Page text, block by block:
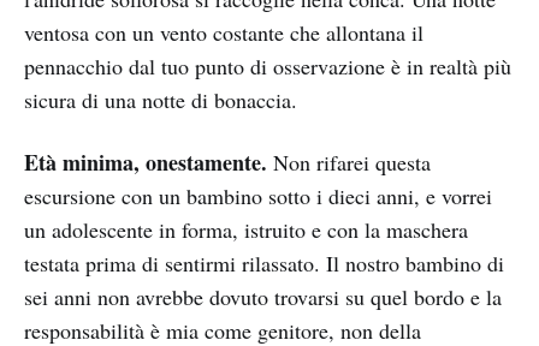
ventosa con un vento costante che allontana il
pennacchio dal tuo punto di osservazione è in realtà più
sicura di una notte di bonaccia.
Età minima, onestamente. Non rifarei questa
escursione con un bambino sotto i dieci anni, e vorrei
un adolescente in forma, istruito e con la maschera
testata prima di sentirmi rilassato. Il nostro bambino di
sei anni non avrebbe dovuto trovarsi su quel bordo e la
responsabilità è mia come genitore, non della